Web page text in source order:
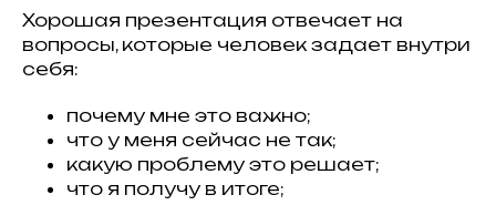
Хорошая презентация отвечает на
вопросы, которые человек задает внутри
себя:
почему мне это важно;
что у меня сейчас не так;
какую проблему это решает;
что я получу в итоге;